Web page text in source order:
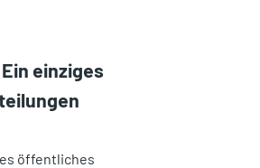
einziges
öffentliches